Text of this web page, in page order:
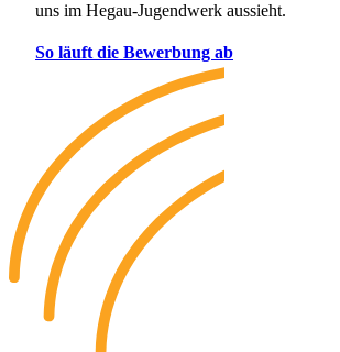
uns im Hegau-Jugendwerk aussieht.
So läuft die Bewerbung ab